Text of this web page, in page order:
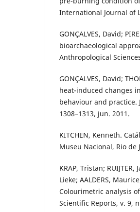
International Journal of
GONÇALVES, David;
bioarchaeological
Anthropological
GONÇALVES, David;
heat-induced changes
behaviour and practice.
1308–1313, jun. 2011.
KITCHEN, Kenneth.
Museu Nacional, Rio de
KRAP, Tristan; RUIJTER,
Lieke; AALDERS,
Colourimetric analysis
Scientific Reports, v. 9,